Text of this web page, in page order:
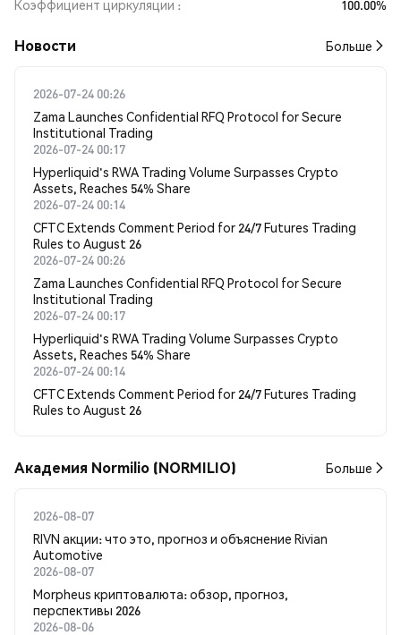
Коэффициент циркуляции
100.00%
Новости Больше
2026-07-24 00:26
Zama Launches Confidential RFQ Protocol for Secure
Institutional Trading
2026-07-24 00:17
Hyperliquid's RWA Trading Volume Surpasses Crypto
Assets, Reaches 54% Share
2026-07-24 00:14
CFTC Extends Comment Period for 24/7 Futures Trading
Rules to August 26
2026-07-24 00:26
Zama Launches Confidential RFQ Protocol for Secure
Institutional Trading
2026-07-24 00:17
Hyperliquid's RWA Trading Volume Surpasses Crypto
Assets, Reaches 54% Share
2026-07-24 00:14
CFTC Extends Comment Period for 24/7 Futures Trading
Rules to August 26
Академия Normilio (NORMILIO) Больше
2026-08-07
RIVN акции: что это, прогноз и объяснение Rivian
Automotive
2026-08-07
Morpheus криптовалюта: обзор, прогноз,
перспективы 2026
2026-08-06